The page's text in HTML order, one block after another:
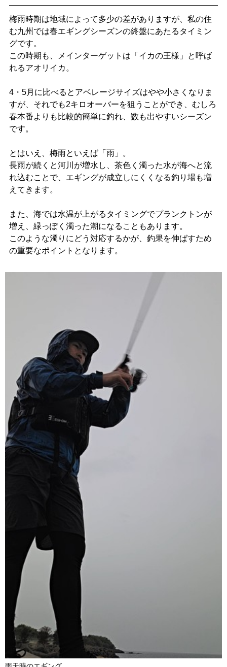
梅雨時期は地域によって多少の差がありますが、私の住
む九州では春エギングシーズンの終盤にあたるタイミン
グです。
この時期も、メインターゲットは「イカの王様」と呼ば
れるアオリイカ。
4・5月に比べるとアベレージサイズはやや小さくなりま
すが、それでも2キロオーバーを狙うことができ、むしろ
春本番よりも比較的簡単に釣れ、数も出やすいシーズン
です。
とはいえ、梅雨といえば「雨」。
長雨が続くと河川が増水し、茶色く濁った水が海へと流
れ込むことで、エギングが成立しにくくなる釣り場も増
えてきます。
また、海では水温が上がるタイミングでプランクトンが
増え、緑っぽく濁った潮になることもあります。
このような濁りにどう対応するかが、釣果を伸ばすため
の重要なポイントとなります。